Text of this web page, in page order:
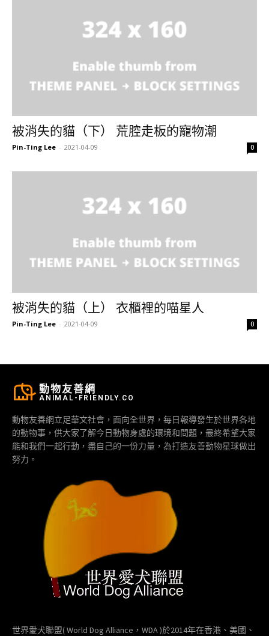
被消失的貓（下） 荒腔走板的寵物潮
Pin-Ting Lee - 2021-04-09 0
被消失的貓（上） 衣櫃裡的喵星人
Pin-Ting Lee - 2021-04-09 0
動物友善網
ANIMAL-FRIENDLY.CO
動物友善網立足華文社會，面向全世界，每日報導發生於世界各地
的動物事，供大家了解今日動物身處的環境和問題，最終希望大家
能和我們一起行動，盡自己的一份力量，為打造友善動物星球做出
努力。
世界愛犬聯盟( World Dog Alliance，WDA )於2014年在香港、美國、